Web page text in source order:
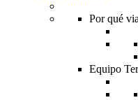
Por qué
Equipo